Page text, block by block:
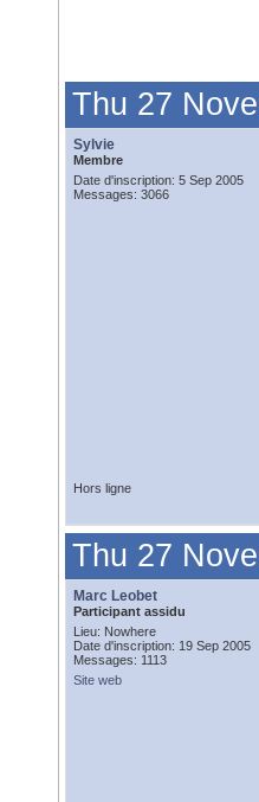
Thu 27
Sylvie
Membre
Date d'inscription: 5 Sep 2005
Messages: 3066
Hors ligne
Thu 27
Marc Leobet
Participant assidu
Lieu: Nowhere
Date d'inscription: 19 Sep 2005
Messages: 1113
Site web